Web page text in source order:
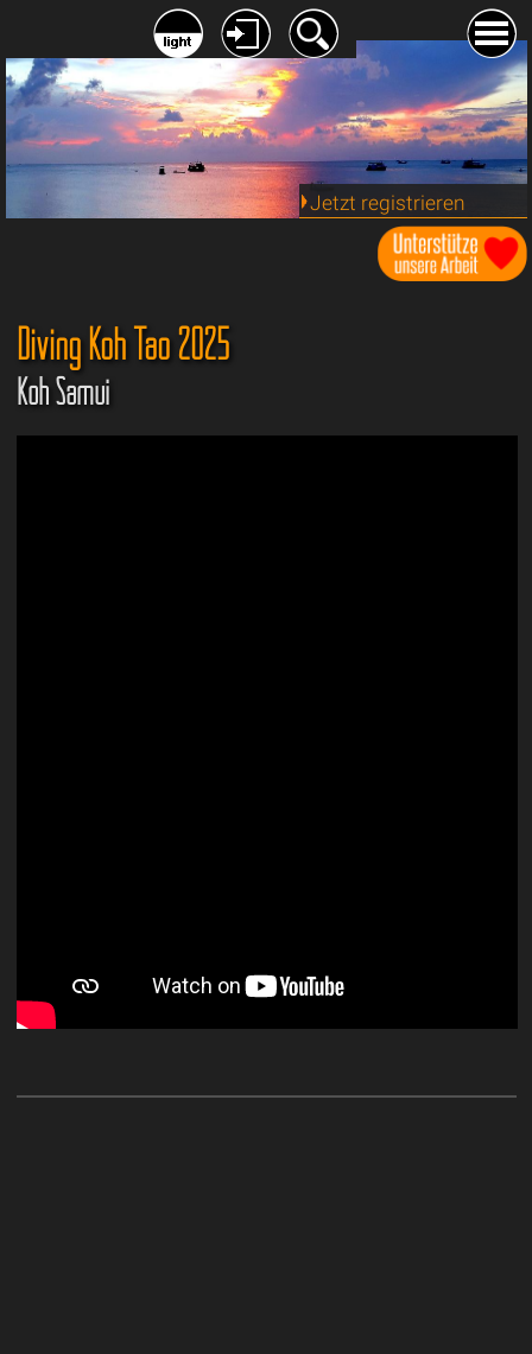
Jetzt registrieren
Diving Koh Tao 2025
Koh Samui